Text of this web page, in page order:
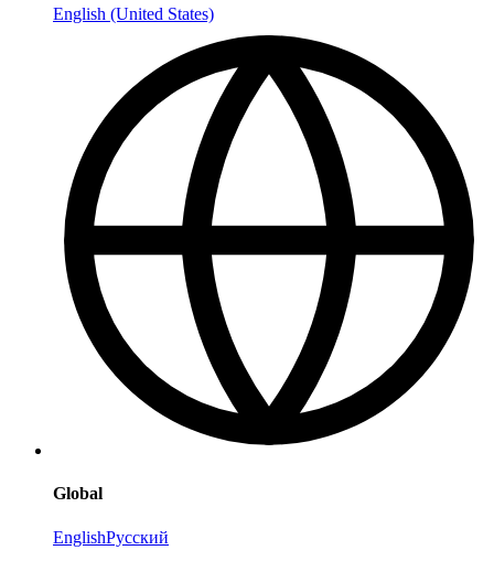
English (United States)
Global
EnglishРусский